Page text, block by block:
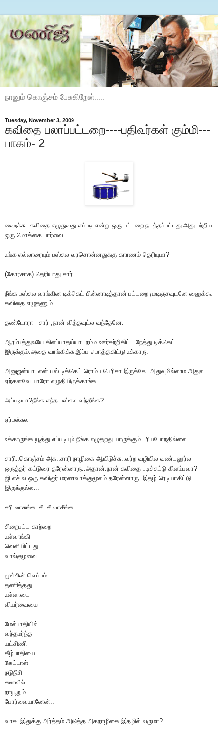
நானும் கொஞ்சம் பேசுகிறேன்.....
Tuesday, November 3, 2009
கவிதை பலாப்பட்டறை----பதிவர்கள் கும்மி---
பாகம்- 2
ஹைக்கூ கவிதை எழுதுவது எப்படி என்று ஒரு பட்டறை நடத்தப்பட்டது.அது பற்றிய
ஒரு மொக்கை பார்வை..
உங்க எல்லாரையும் பஸ்சுல வரசொன்னதுக்கு காரணம் தெரியுமா?
(கோரசாக) தெரியாது சார்
நீங்க பஸ்சுல வாங்கின டிக்கெட் பின்னாடித்தான் பட்டறை முடிஞ்சவுடனே ஹைக்கூ
கவிதை எழுதணும்
தண்டோரா : சார் ,நான் வித்தவுட்ல வந்தேனே.
ஆரம்பத்துலயே கிளப்பாதய்யா..நம்ம ஊர்சுற்றிகிட்ட நேத்து டிக்கெட்
இருக்கும்.அதை வாங்கிக்க.இப்ப பொத்திகிட்டு உக்காரு.
அனுஜன்யா..என் பஸ் டிக்கெட் ரொம்ப பெரிசா இருக்கே..அதுவுமில்லாம அதுல
ஏற்கனவே யாரோ எழுதியிருக்காங்க.
அப்படியா?நீங்க எந்த பஸ்சுல வந்தீங்க?
ஏர்பஸ்சுல
உக்காருங்க யூத்து.எப்படியும் நீங்க எழுதறது யாருக்கும் புரியபோறதில்லை
சாரி..கொஞ்சம் அக..சாரி நாழிகை ஆயிடுச்சு..வர்ற வழியில வண்டலூர்ல
ஒருத்தர் கட்டுரை தரேன்னாரு..அதான்.நான் கவிதை படிச்சுட்டு கிளம்பவா?
ஜி.எச் ல ஒரு கவிஞர் மரணவாக்குமூலம் தரேன்னாரு..இதழ் ரெடியாகிட்டு
இருக்குல்ல...
சரி வாசுங்க..சீ..சீ வாசீங்க
சிறைபட்ட காற்றை
உள்வாங்கி
வெளியிட்டது
வால்குழவை
மூச்சின் வெப்பம்
தணித்தது
உள்ளாடை
வியர்வையை
மேல்பாதியில்
வந்தமர்ந்த
யட்சிணி
கீழ்பாதியை
கேட்டாள்
நடுநிசி
கனவில்
நாயூறும்
போர்வையானேன்..
வாசு..இதுக்கு அர்த்தம் அடுத்த அகநாழிகை இதழில் வருமா?